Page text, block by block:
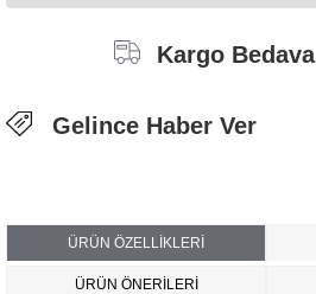
Kargo Bedava
Gelince Haber Ver
ÜRÜN ÖZELLIKLERI
ÜRÜN ÖNERILERI